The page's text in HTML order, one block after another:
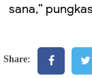
sana,”
Share: